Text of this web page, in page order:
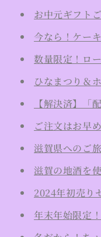
お中元ギフト
今なら！ケー
数量限定！ロ
ひなまつり＆
【解決済】「
ご注文はお早
滋賀県へのご
滋賀の地酒を
2024年初売り
年末年始限定